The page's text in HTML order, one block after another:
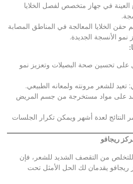
العينة في جهاز متخصص لفصل الخلايا
حقن الخلايا المعالجة في المناطق المصابة
الأنسجة الجديدة.
:
على تحسين صحة البصيلات وتعزيز نمو
تعيد للشعر مرونته ولمعانه الطبيعي.
على مواد مستخرجة من جسم المريض
النتائج لعدة أشهر ويمكن تكرار الجلسات
ريجافو
من التقصف الشديد للشعر، فإن
ريجافو يقدمان لك الحل الأمثل تحت